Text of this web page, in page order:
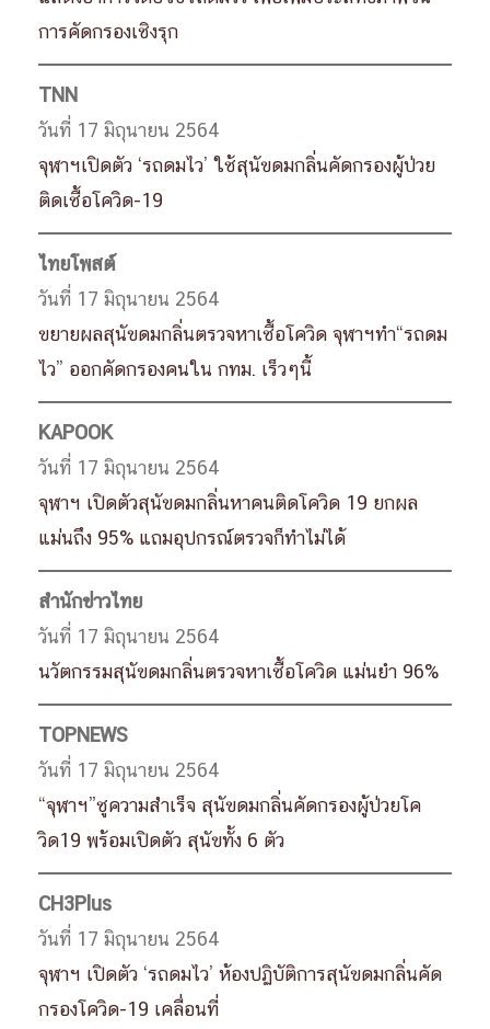
การคัดกรองเชิงรุก
TNN
วันที่ 17 มิถุนายน 2564
จุฬาฯเปิดตัว ‘รถดมไว’ ใช้สุนัขดมกลิ่นคัดกรองผู้ป่วย
ติดเชื้อโควิด-19
ไทยโพสต์
วันที่ 17 มิถุนายน 2564
ขยายผลสุนัขดมกลิ่นตรวจหาเชื้อโควิด จุฬาฯทำ“รถดม
ไว” ออกคัดกรองคนใน กทม. เร็วๆนี้
KAPOOK
วันที่ 17 มิถุนายน 2564
จุฬาฯ เปิดตัวสุนัขดมกลิ่นหาคนติดโควิด 19 ยกผล
แม่นถึง 95% แถมอุปกรณ์ตรวจก็ทำไม่ได้
สำนักข่าวไทย
วันที่ 17 มิถุนายน 2564
นวัตกรรมสุนัขดมกลิ่นตรวจหาเชื้อโควิด แม่นยำ 96%
TOPNEWS
วันที่ 17 มิถุนายน 2564
“จุฬาฯ”ชูความสำเร็จ สุนัขดมกลิ่นคัดกรองผู้ป่วยโค
วิด19 พร้อมเปิดตัว สุนัขทั้ง 6 ตัว
CH3Plus
วันที่ 17 มิถุนายน 2564
จุฬาฯ เปิดตัว ‘รถดมไว’ ห้องปฏิบัติการสุนัขดมกลิ่นคัด
กรองโควิด-19 เคลื่อนที่